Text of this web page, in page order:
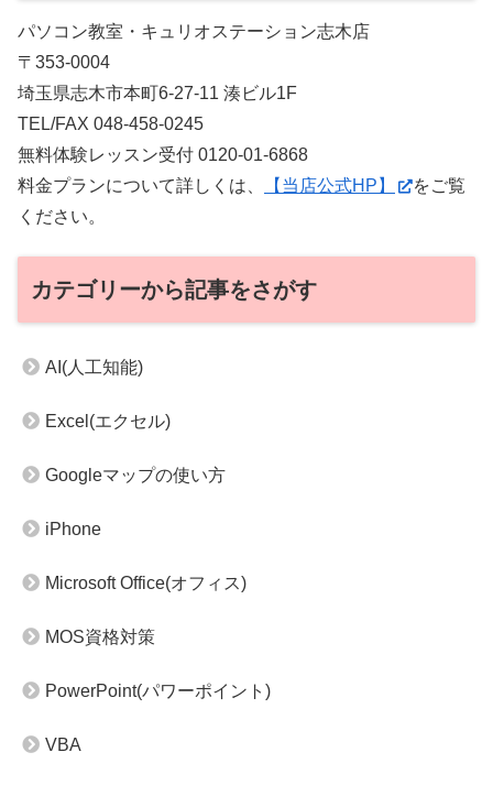
パソコン教室・キュリオステーション志木店
〒353-0004
埼玉県志木市本町6-27-11 湊ビル1F
TEL/FAX 048-458-0245
無料体験レッスン受付 0120-01-6868
料金プランについて詳しくは、
【当店公式HP】
をご覧
ください。
カテゴリーから記事をさがす
AI(人工知能)
Excel(エクセル)
Googleマップの使い方
iPhone
Microsoft Office(オフィス)
MOS資格対策
PowerPoint(パワーポイント)
VBA